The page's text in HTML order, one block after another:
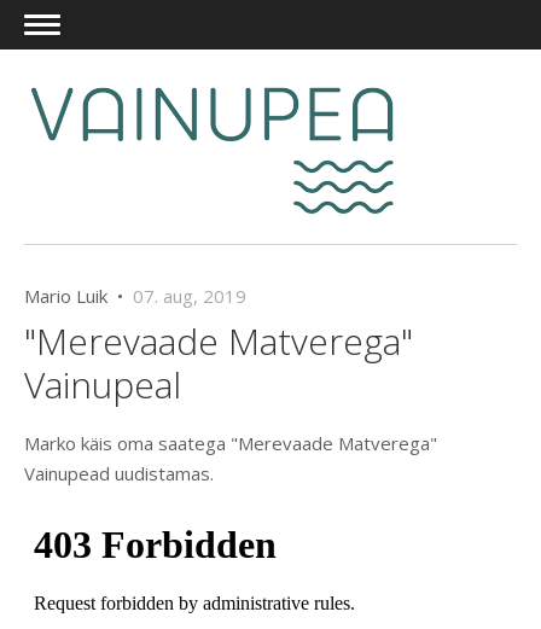
Mario Luik • 07. aug, 2019
"Merevaade Matverega"
Vainupeal
Marko käis oma saatega "Merevaade Matverega"
Vainupead uudistamas.